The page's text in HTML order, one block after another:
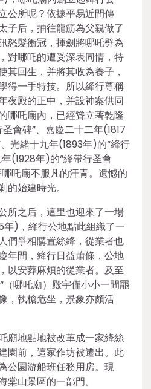
公所呢？依據平易近間傳
子后，抽往龍筋為父親做了
怒髮衝冠，揮劍將哪吒劈為
對哪吒的遭受深表同情，特
其回生，并將其收為養子，
得一手特技。所以絳行尊稱
夜殿的正中，并設神案供同
哪吒廟內，已經聳立著乾隆
會碑”、嘉慶二十二年(1817
光緒十九年(1893年)的“絳行
(1928年)的“絳帶行圣會
吒廟不服凡的汗青。遺憾的
的始建時光。
所之后，這里也迎來了一場
)，絳行公地點此組織了一
們爭相購置絲絳，從業者也
年間，絳行日益蕭條，公地
以安葬麻煩的從業者。及至
（哪吒廟）殿宇僅小小一間罷
，執槍危坐，景象亦頗活
廟地點地被改革成一家絳絲
園前，這家作坊被遷出。此
公園游船班任務用房。現
山景區的一部門。